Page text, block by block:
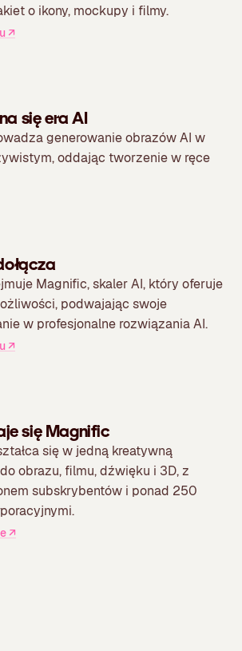
o ikony, mockupy i filmy.
↗
się era AI
generowanie obrazów AI w
oddając tworzenie w ręce
Magnific, skaler AI, który oferuje
podwajając swoje
w profesjonalne rozwiązania AI.
↗
się Magnific
się w jedną kreatywną
obrazu, filmu, dźwięku i 3D, z
subskrybentów i ponad 250
↗